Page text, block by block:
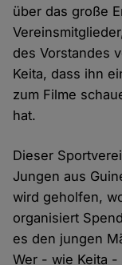
über das große
des Vorstandes
Keita, dass ihn
zum Filme
hat.
Dieser
Jungen aus
wird geholfen,
organisiert
es den jungen
Wer - wie Keita